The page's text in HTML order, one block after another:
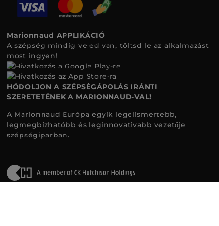
Marionnaud APPLIKÁCIÓ
A szépség mindig veled van, töltsd le az alkalmazást
most ingyen!
HÓDOLJON A SZÉPSÉGÁPOLÁS IRÁNTI
SZERETETÉNEK A MARIONNAUD-VAL!
A Marionnaud Európa egyik legelismertebb,
legmegbízhatóbb és leginnovatívabb vezetője
szépségiparban.